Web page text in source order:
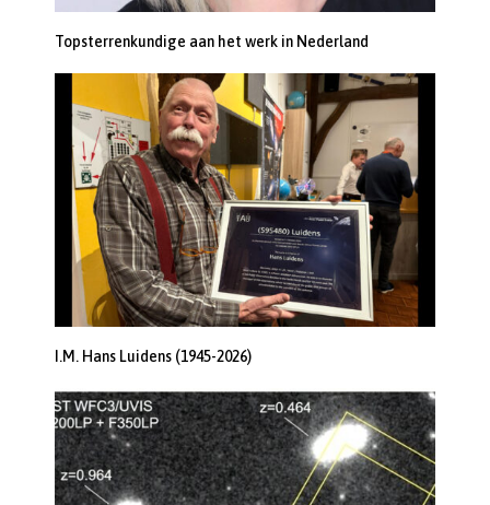
Topsterrenkundige aan het werk in Nederland
I.M. Hans Luidens (1945-2026)